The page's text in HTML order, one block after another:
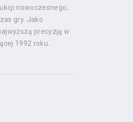
nowoczesnego,
gry. Jako
precyzją w
1992 roku..